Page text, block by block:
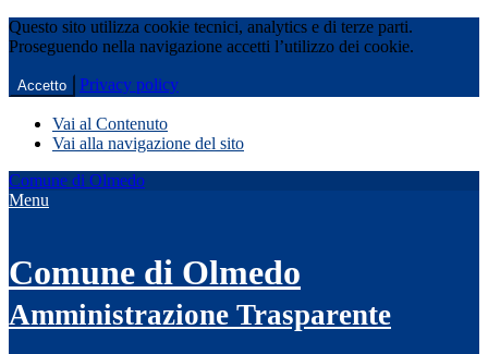
Questo sito utilizza cookie tecnici, analytics e di terze parti.
Proseguendo nella navigazione accetti l’utilizzo dei cookie.
Accetto Privacy policy
Vai al Contenuto
Vai alla navigazione del sito
Comune di Olmedo
Menu
Comune di Olmedo
Amministrazione Trasparente